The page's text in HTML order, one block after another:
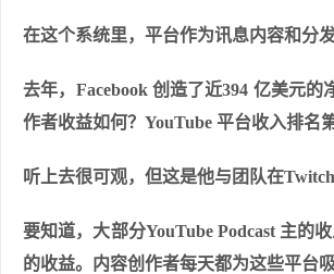
在这个系统里，平台作为讯息内容和分
去年，Facebook 创造了近394 亿美元
作者收益如何？YouTube 平台收入排名
听上去很可观，但这是他与团队在
要知道，大部分YouTube Podcast 主的
的收益。内容创作者每天都为这些平台